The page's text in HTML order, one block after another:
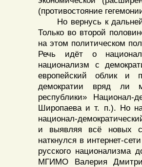
(противостояние
Но вернусь к
Только во второй
на этом политическом
Речь идёт о
национализм с
европейский облик и
демократии вряд ли
республики» Национал-
Широпаева и т. п.). Но
национал-
и выявляя всё новых
наткнулся в интернет-
русского национализма
МГИМО Валерия